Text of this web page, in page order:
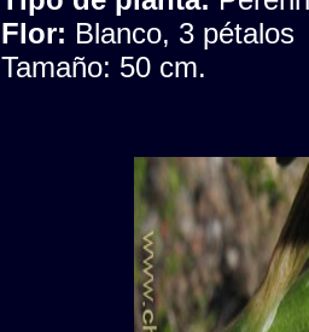
Flor: Blanco, 3 pétalos
Tamaño: 50 cm.